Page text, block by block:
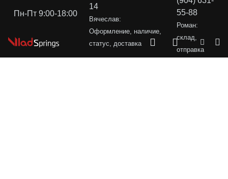
Пн-Пт 9:00-18:00
14
Вячеслав:
Оформление, наличие,
статус, доставка
55-88
Роман:
склад,
отправка